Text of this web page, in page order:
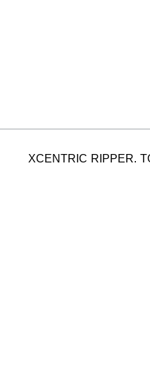
XCENTRIC RIPPER.